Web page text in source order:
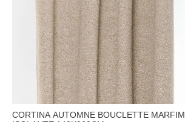
CORTINA AUTOMNE BOUCLETTE MARFIM